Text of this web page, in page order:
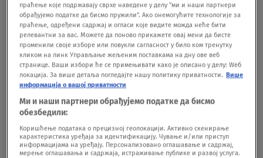
sobu i uputila joj dirljive reči FOTO
SHOWBIZ 26.12.25.
"Moje lice je moje oruđe, dosta ulažem u
kozmetiku": Dragana Mićalović o
negovanju – "Ako nemate adekvatnu negu,
bolje se umijte sapunom"
SHOWBIZ12.11.25.
праћење које подржавају сврхе наведене у делу "ми и наши партнери
обрађујемо податке да бисмо пружили". Ако онемогућите технологије за
праћење, одређени садржај и огласи које видите можда неће бити
релевантни за вас. Можете да поново прикажете овај мени да бисте
променили своје изборе или повукли сагласност у било ком тренутку
кликом на линк Управљање жељеним поставкама на дну ове веб
странице. Ваши избори ће се примењивати како је описано у делу: Wеб
локација. За више детаља погледајте нашу политику приватности. Више
информација о вашој приватности
Ми и наши партнери обрађујемо податке да бисмо
обезбедили:
Коришћење података о прецизној геолокацији. Активно скенирање
карактеристика уређаја за идентификацију. Чување и/или приступ
информацијама на уређају. Персонализовано оглашавање и садржај,
мерење оглашавања и садржаја, истраживање публике и развој услуга.